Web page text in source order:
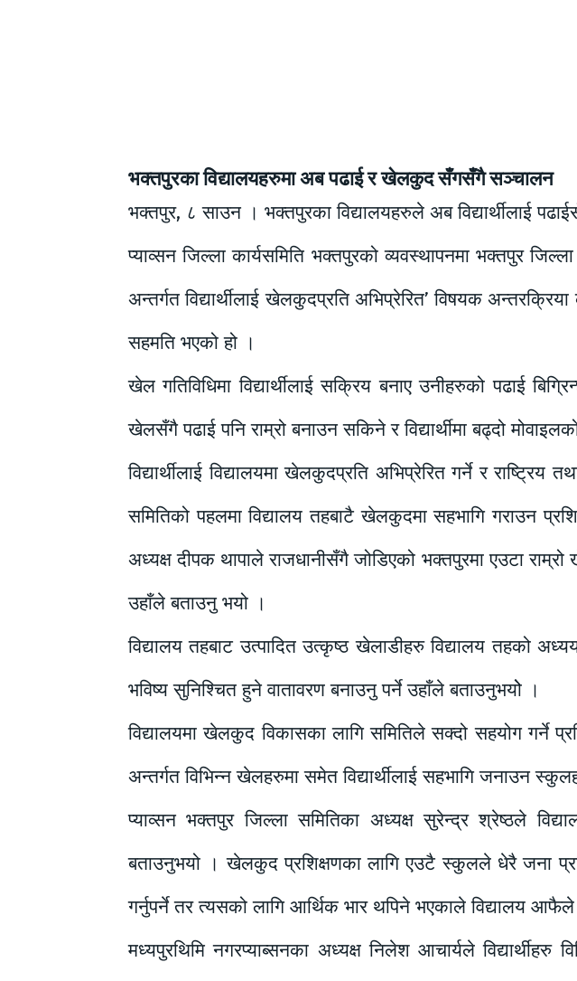
भक्तपुरका विद्यालयहरुमा अब पढाई र खेलकुद सँगसँगै सञ्चालन
भक्तपुर, ८ साउन । भक्तपुरका विद्यालयहरुले अब विद्यार्थीलाई
प्याव्सन जिल्ला कार्यसमिति भक्तपुरको व्यवस्थापनमा भक्तपुर
अन्तर्गत विद्यार्थीलाई खेलकुदप्रति अभिप्रेरित’ विषयक
सहमति भएको हो ।
खेल गतिविधिमा विद्यार्थीलाई सक्रिय बनाए उनीहरुको पढाई
खेलसँगै पढाई पनि राम्रो बनाउन सकिने र विद्यार्थीमा बढ्दो
विद्यार्थीलाई विद्यालयमा खेलकुदप्रति अभिप्रेरित गर्ने र
समितिको पहलमा विद्यालय तहबाटै खेलकुदमा सहभागि गराउन
अध्यक्ष दीपक थापाले राजधानीसँगै जोडिएको भक्तपुरमा एउटा
उहाँले बताउनु भयो ।
विद्यालय तहबाट उत्पादित उत्कृष्ठ खेलाडीहरु विद्यालय
भविष्य सुनिश्चित हुने वातावरण बनाउनु पर्ने उहाँले बताउनुभयोे ।
विद्यालयमा खेलकुद विकासका लागि समितिले सक्दो सहयोग गर्ने
अन्तर्गत विभिन्न खेलहरुमा समेत विद्यार्थीलाई सहभागि जनाउन
प्याव्सन भक्तपुर जिल्ला समितिका अध्यक्ष सुरेन्द्र श्रेष्ठले
बताउनुभयो । खेलकुद प्रशिक्षणका लागि एउटै स्कुलले धेरै जना
गर्नुपर्ने तर त्यसको लागि आर्थिक भार थपिने भएकाले विद्यालय
मध्यपुरथिमि नगरप्याब्सनका अध्यक्ष निलेश आचार्यले